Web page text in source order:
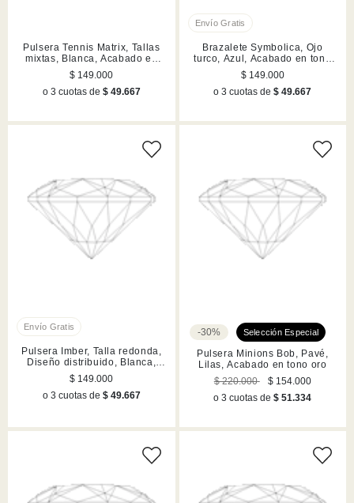
Pulsera Tennis Matrix, Tallas
mixtas, Blanca, Acabado en
tono oro rosa
$ 149.000
o 3 cuotas de $ 49.667
Brazalete Symbolica, Ojo
turco, Azul, Acabado en tono
oro
$ 149.000
o 3 cuotas de$ 49.667
Pulsera Imber, Talla redonda,
Diseño distribuido, Blanca,
Acabado en tono oro
$ 149.000
o 3 cuotas de $ 49.667
-30%
Pulsera Minions Bob, Pavé,
Lilas, Acabado en tono oro
$ 220.000
$ 154.000
o 3 cuotas de$ 51.334